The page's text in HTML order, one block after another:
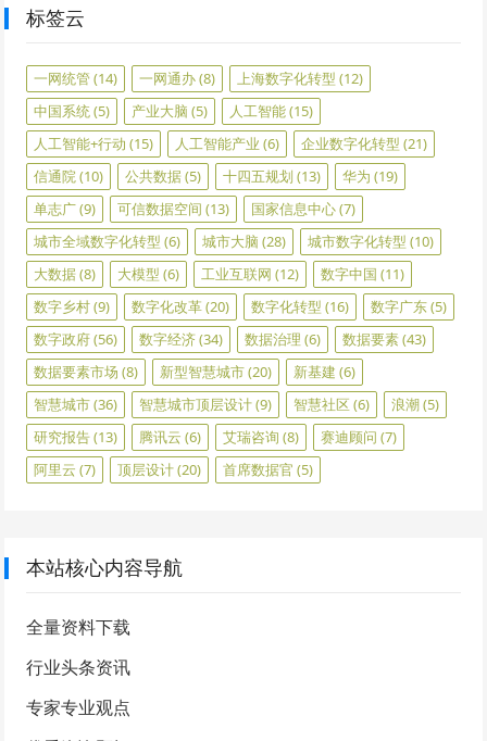
标签云
一网统管(14) 一网通办(8) 上海数字化转型 (12)
中国系统(5) 产业大脑 (5) 人工智能(15)
人工智能+行动 (15) 人工智能产业 (6) 企业数字化转型 (21)
信通院(10) 公共数据(5) 十四五规划 (13) 华为 (19)
单志广(9) 可信数据空间 (13) 国家信息中心(7)
城市全域数字化转型 (6) 城市大脑 (28) 城市数字化转型 (10)
大数据(8) 大模型 (6) 工业互联网 (12) 数字中国 (11)
数字乡村(9) 数字化改革(20) 数字化转型 (16) 数字广东(5)
数字政府(56) 数字经济(34) 数据治理 (6) 数据要素(43)
数据要素市场 (8) 新型智慧城市(20) 新基建 (6)
智慧城市(36) 智慧城市顶层设计(9) 智慧社区 (6) 浪潮(5)
研究报告(13) 腾讯云 (6) 艾瑞咨询 (8) 赛迪顾问 (7)
阿里云 (7) 顶层设计(20) 首席数据官 (5)
本站核心内容导航
全量资料下载
行业头条资讯
专家专业观点